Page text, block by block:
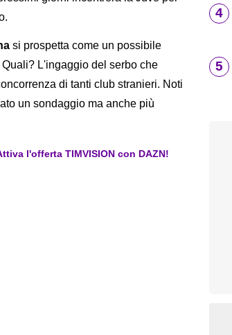
si prospetta come un possibile
L'ingaggio del serbo che
di tanti club stranieri. Noti
un sondaggio ma anche più
l'offerta TIMVISION con DAZN!
4
5